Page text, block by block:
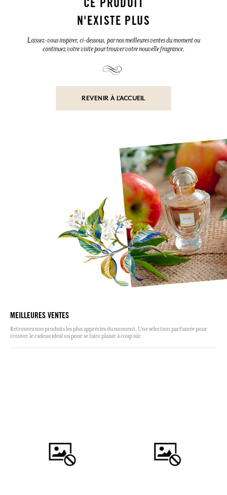
CE PRODUIT
N'EXISTE PLUS
Laissez-vous inspirer, ci-dessous, par nos meilleures ventes du moment ou
continuez votre visite pour trouver votre nouvelle fragrance.
REVENIR À L'ACCUEIL
MEILLEURES VENTES
Retrouvez nos produits les plus appréciés du moment. Une sélection parfumée pour
trouver le cadeau idéal ou pour se faire plaisir à coup sûr.